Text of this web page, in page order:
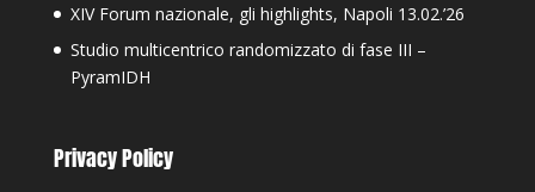
XIV Forum nazionale, gli highlights, Napoli 13.02.’26
Studio multicentrico randomizzato di fase III –
PyramIDH
Privacy Policy